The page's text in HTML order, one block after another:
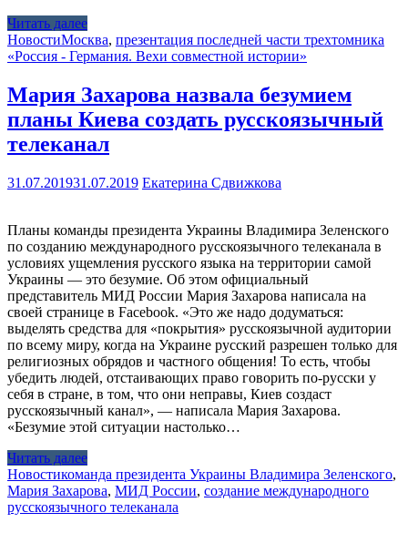
Читать далее
НовостиМосква, презентация последней части трехтомника
«Россия - Германия. Вехи совместной истории»
Мария Захарова назвала безумием
планы Киева создать русскоязычный
телеканал
31.07.201931.07.2019 Екатерина Сдвижкова
Планы команды президента Украины Владимира Зеленского
по созданию международного русскоязычного телеканала в
условиях ущемления русского языка на территории самой
Украины — это безумие. Об этом официальный
представитель МИД России Мария Захарова написала на
своей странице в Facebook. «Это же надо додуматься:
выделять средства для «покрытия» русскоязычной аудитории
по всему миру, когда на Украине русский разрешен только для
религиозных обрядов и частного общения! То есть, чтобы
убедить людей, отстаивающих право говорить по-русски у
себя в стране, в том, что они неправы, Киев создаст
русскоязычный канал», — написала Мария Захарова.
«Безумие этой ситуации настолько…
Читать далее
Новостикоманда президента Украины Владимира Зеленского,
Мария Захарова, МИД России, создание международного
русскоязычного телеканала